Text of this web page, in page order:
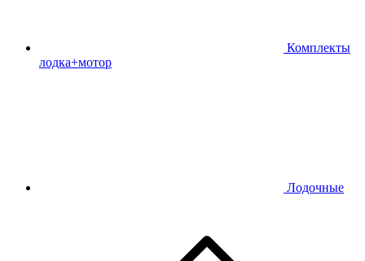
Комплекты
лодка+мотор
Лодочные